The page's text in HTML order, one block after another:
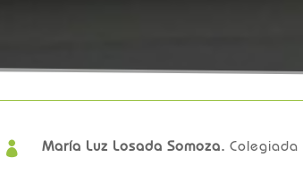
 María Luz Losada Somoza. Colegiada